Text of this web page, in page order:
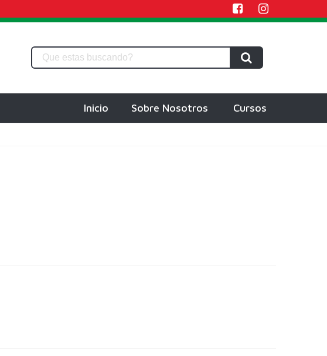
Inicio Sobre Nosotros Cursos